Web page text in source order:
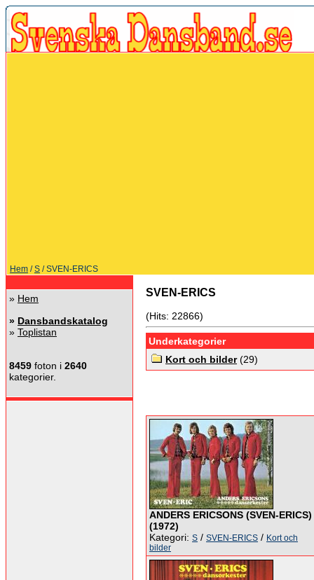
Hem /S / SVEN-ERICS
» Hem
» Dansbandskatalog
» Toplistan
8459 foton i 2640
kategorier.
SVEN-ERICS
(Hits: 22866)
Underkategorier
Kort och bilder(29)
ANDERS ERICSONS (SVEN-ERICS)
(1972)
Kategori: S / SVEN-ERICS / Kort och
bilder